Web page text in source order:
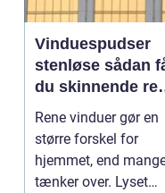
Vinduespudser
stenløse sådan får
du skinnende
ruder året rundt
Rene vinduer gør en
større forskel for
hjemmet, end
tænker over. Lyset